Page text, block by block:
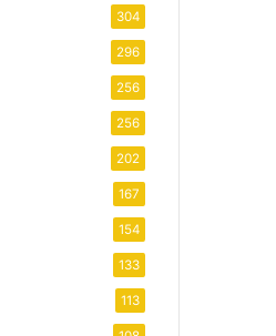
304
296
256
256
202
167
154
133
113